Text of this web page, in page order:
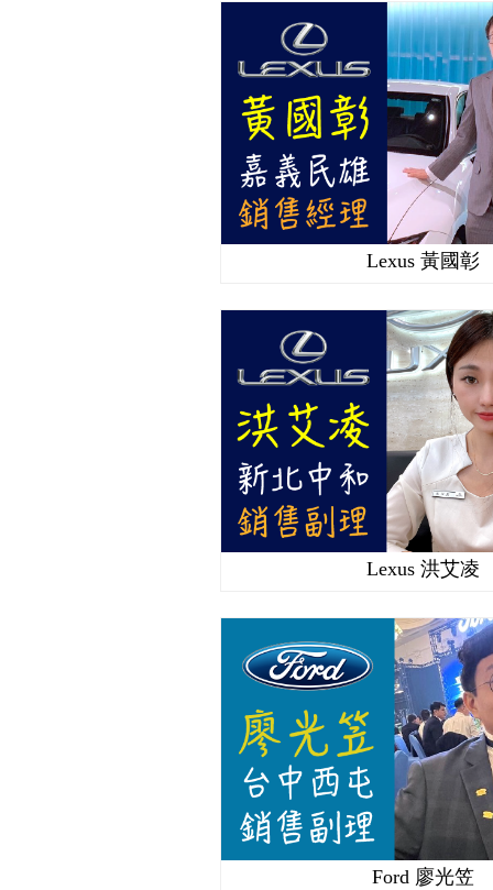
Lexus 黃國彰
Lexus 洪艾凌
Ford 廖光笠